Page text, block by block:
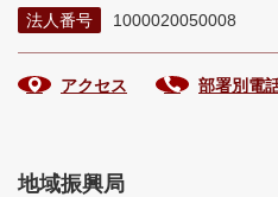
法人番号
1000020050008
アクセス 部署別電
地域振興局